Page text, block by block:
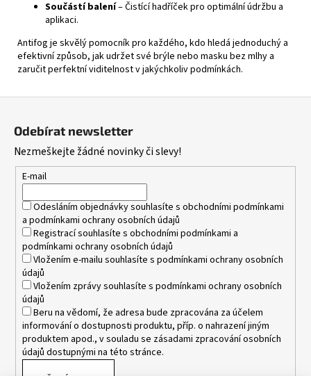
Součástí balení– Čistící hadříček pro optimální údržbu a
aplikaci.
Antifog je skvělý pomocník pro každého, kdo hledá jednoduchý a
efektivní způsob, jak udržet své brýle nebo masku bez mlhy a
zaručit perfektní viditelnost v jakýchkoliv podmínkách.
Odebírat newsletter
Nezmeškejte žádné novinky či slevy!
E-mail
Odesláním objednávky souhlasíte s obchodními podmínkami
a podmínkami ochrany osobních údajů
Registrací souhlasíte s obchodními podmínkami a
podmínkami ochrany osobních údajů
Vložením e-mailu souhlasíte s podmínkami ochrany osobních
údajů
Vložením zprávy souhlasíte s podmínkami ochrany osobních
údajů
Beru na vědomí, že adresa bude zpracována za účelem
informování o dostupnosti produktu, příp. o nahrazení jiným
produktem apod., v souladu se zásadami zpracování osobních
údajů dostupnými na této stránce.